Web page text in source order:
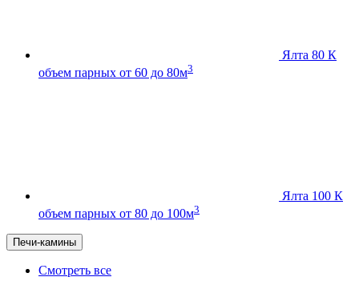
Ялта 80 К
объем парных от 60 до 80м3
Ялта 100 К
объем парных от 80 до 100м3
Печи-камины
Смотреть все